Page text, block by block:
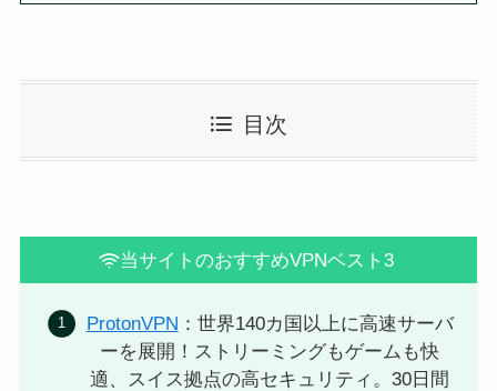
目次
当サイトのおすすめVPNベスト3
ProtonVPN ：世界140カ国以上に高速サーバ
ーを展開！ストリーミングもゲームも快
適、スイス拠点の高セキュリティ。30日間